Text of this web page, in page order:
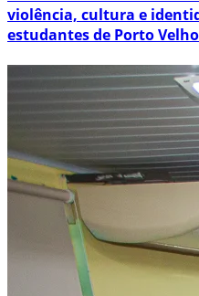
violência, cultura e
estudantes de Porto Velho